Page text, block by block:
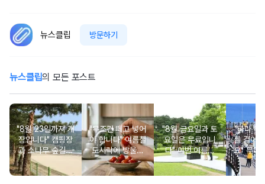
뉴스클립 방문하기
뉴스클립의 모든 포스트
"8월 23일까지 개
장입니다" 캠핑장
과 소나무 숲길이
붙어있는 조용한
남해 해수욕장
"무조건 떼고 넣어
야 합니다" 여름철
도시락에 방울토
마토 꼭지 그대로
넣으면 생기는 일
"8월 금요일과 토
요일은 무료입니
다" 이번 여름에
무료로 입장 가능
한 의미 있는 여행
"바다 위
를 걸어
요" 무더
만드는
풍경